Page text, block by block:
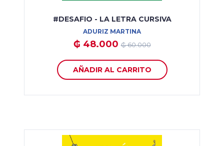
#DESAFIO - LA LETRA CURSIVA
ADURIZ MARTINA
₲ 48.000₲ 60.000
AÑADIR AL CARRITO